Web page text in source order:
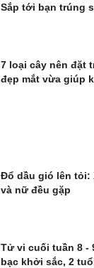
Sắp tới bạn trúng
7 loại cây nên đặt
đẹp mắt vừa giúp
Đổ dầu gió lên tỏi:
và nữ đều gặp
Tử vi cuối tuần 8 -
bạc khởi sắc, 2